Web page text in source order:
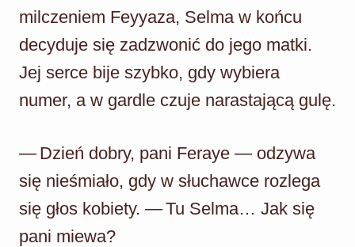
milczeniem Feyyaza, Selma w końcu
decyduje się zadzwonić do jego matki.
Jej serce bije szybko, gdy wybiera
numer, a w gardle czuje narastającą gulę.
— Dzień dobry, pani Feraye — odzywa
się nieśmiało, gdy w słuchawce rozlega
się głos kobiety. — Tu Selma… Jak się
pani miewa?